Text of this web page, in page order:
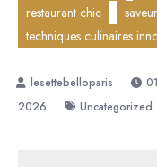
restaurant chic
techniques culinaires
2026
Uncategorized